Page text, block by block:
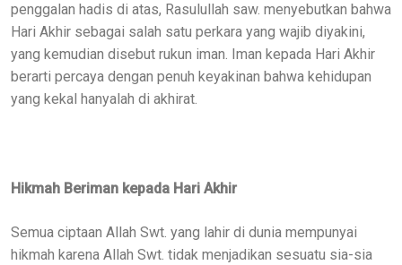
penggalan hadis di atas, Rasulullah saw. menyebutkan bahwa
Hari Akhir sebagai salah satu perkara yang wajib diyakini,
yang kemudian disebut rukun iman. Iman kepada Hari Akhir
berarti percaya dengan penuh keyakinan bahwa kehidupan
yang kekal hanyalah di akhirat.
Hikmah Beriman kepada Hari Akhir
Semua ciptaan Allah Swt. yang lahir di dunia mempunyai
hikmah karena Allah Swt. tidak menjadikan sesuatu sia-sia